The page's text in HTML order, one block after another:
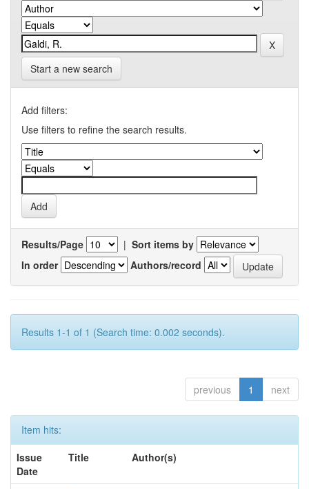
Start a new search
Add filters:
Use filters to refine the search results.
Results/Page | Sort items by
In order
Authors/record
Results 1-1 of 1 (Search time: 0.002 seconds).
previous 1 next
Item hits:
Issue
Date
Title Author(s)